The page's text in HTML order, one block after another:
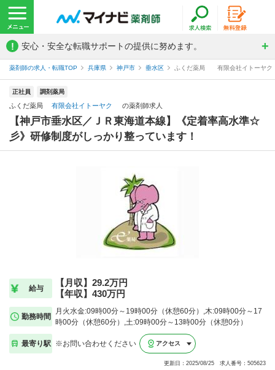
! 安心・安全な転職サポートの提供に努めます。
薬剤師の求人・転職TOP 兵庫県 神戸市 垂水区 ふくだ薬局 有限会社イトーヤク
正社員 調剤薬局
ふくだ薬局 有限会社イトーヤク の薬剤師求人
【神戸市垂水区／ＪＲ東海道本線】《定着率高水準☆
彡》研修制度がしっかり整っています！
給与
【月収】29.2万円
【年収】430万円
勤務時間
月火水金:09時00分～19時00分（休憩60分）,木:09時00分～17
時00分（休憩60分）,土:09時00分～13時00分（休憩0分）
最寄り駅 ※お問い合わせください アクセス
更新日：2025/08/25 求人番号：505623